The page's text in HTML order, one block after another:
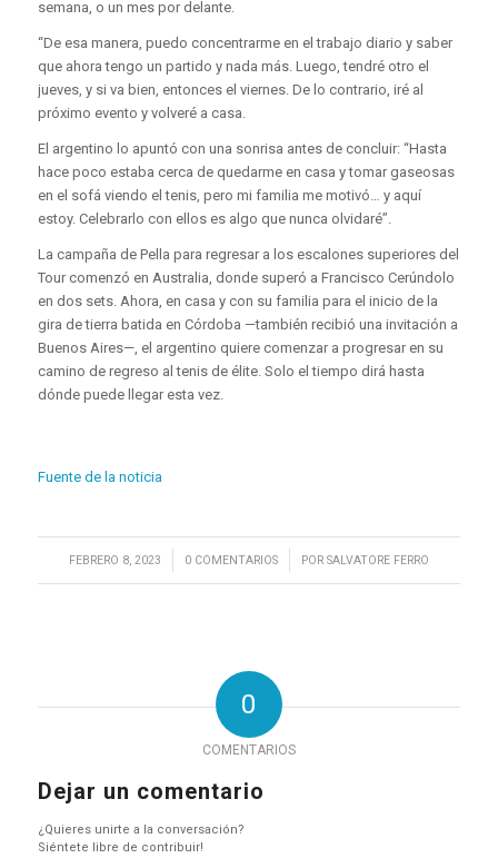
semana, o un mes por delante.
“De esa manera, puedo concentrarme en el trabajo diario y saber
que ahora tengo un partido y nada más. Luego, tendré otro el
jueves, y si va bien, entonces el viernes. De lo contrario, iré al
próximo evento y volveré a casa.
El argentino lo apuntó con una sonrisa antes de concluir: “Hasta
hace poco estaba cerca de quedarme en casa y tomar gaseosas
en el sofá viendo el tenis, pero mi familia me motivó… y aquí
estoy. Celebrarlo con ellos es algo que nunca olvidaré”.
La campaña de Pella para regresar a los escalones superiores del
Tour comenzó en Australia, donde superó a Francisco Cerúndolo
en dos sets. Ahora, en casa y con su familia para el inicio de la
gira de tierra batida en Córdoba —también recibió una invitación a
Buenos Aires—, el argentino quiere comenzar a progresar en su
camino de regreso al tenis de élite. Solo el tiempo dirá hasta
dónde puede llegar esta vez.
Fuente de la noticia
FEBRERO 8, 2023
/ 0 COMENTARIOS
/ POR SALVATORE FERRO
0
COMENTARIOS
Dejar un comentario
¿Quieres unirte a la conversación?
Siéntete libre de contribuir!